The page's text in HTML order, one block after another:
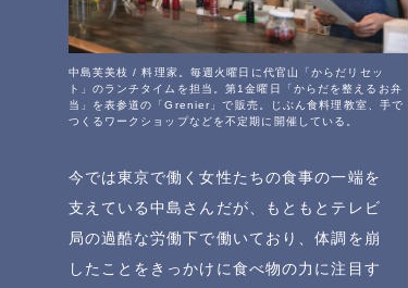
中島芙美枝 / 料理家。毎週火曜日に代官山「からだリセッ
ト」のランチタイムを担当。第1金曜日「からだを整えるお弁
当」を表参道の「Grenier」で販売。じぶん食料理教室、手で
つくるワークショップなどを不定期に開催している。
今では東京で働く女性たちの食事の一端を
支えている中島さんだが、もともとテレビ
局の過酷な労働下で働いており、体調を崩
したことをきっかけに食べ物の力に注目す